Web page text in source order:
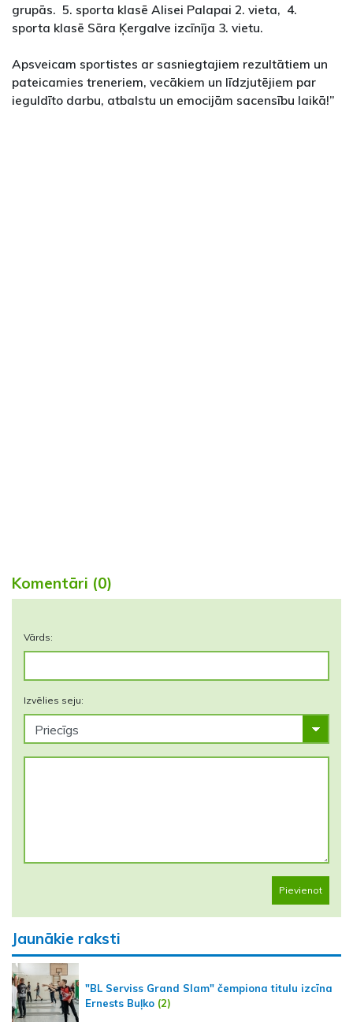
grupās. 5. sporta klasē Alisei Palapai 2. vieta, 4.
sporta klasē Sāra Ķergalve izcīnīja 3. vietu.
Apsveicam sportistes ar sasniegtajiem rezultātiem un
pateicamies treneriem, vecākiem un līdzjutējiem par
ieguldīto darbu, atbalstu un emocijām sacensību laikā!”
Komentāri (0)
Vārds:
Izvēlies seju:
Pievienot
Jaunākie raksti
"BL Serviss Grand Slam" čempiona titulu izcīna
Ernests Buļko (2)